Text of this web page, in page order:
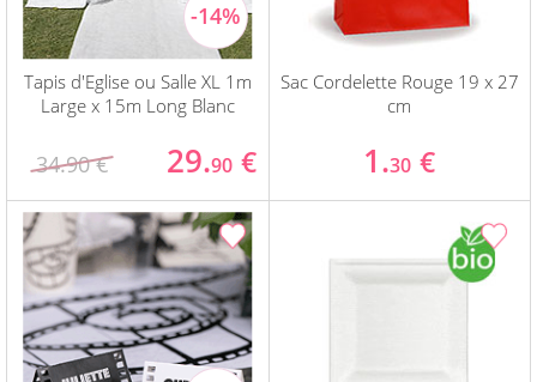
Tapis d'Eglise ou Salle XL 1m
Large x 15m Long Blanc
34.90 € 29.90 €
Sac Cordelette Rouge 19 x 27
cm
1.30 €